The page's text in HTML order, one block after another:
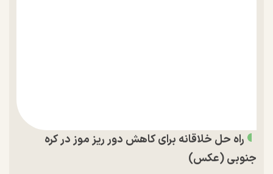
راه حل خلاقانه برای کاهش دور ریز موز در کره
جنوبی (عکس)